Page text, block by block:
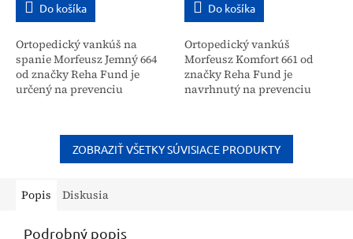
Do košíka
Ortopedický vankúš na
spanie Morfeusz Jemný 664
od značky Reha Fund je
určený na prevenciu
oblasti, ktoré vznikajú v...
Do košíka
Ortopedický vankúš
Morfeusz Komfort 661 od
značky Reha Fund je
navrhnutý na prevenciu
v krčnej oblasti, ktoré sú
spôsobené...
ZOBRAZIŤ VŠETKY SÚVISIACE PRODUKTY
Popis Diskusia
Podrobný popis